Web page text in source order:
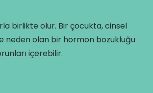
birlikte olur. Bir çocukta, cinsel
neden olan bir hormon bozukluğu
içerebilir.